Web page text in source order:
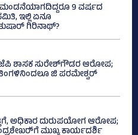
9 ವರ್ಷದ
ಇಲ್ಲಿ ಏನೂ
ತುಷಾರ್ ಗಿರಿನಾಥ್?
ಶಾಸಕ ಸುರೇಶ್‌ಗೌಡರ ಆರೋಪ;
ಜಿ ಪರಮೇಶ್ವರ್
ಅಧಿಕಾರ ದುರುಪಯೋಗ ಆರೋಪ;
ಮುಖ್ಯ ಕಾರ್ಯದರ್ಶಿ